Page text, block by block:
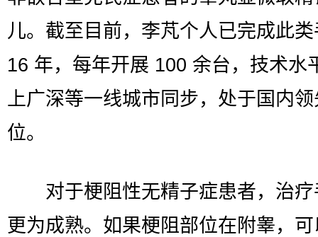
儿。截至目前，李芃个人已完成此
16 年，每年开展 100 余台，技术水
上广深等一线城市同步，处于国内
位。
对于梗阻性无精子症患者，治疗
更为成熟。如果梗阻部位在附睾，